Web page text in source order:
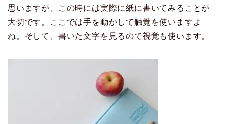
思いますが、この時には実際に紙に書いてみることが
大切です。ここでは手を動かして触覚を使いますよ
ね。そして、書いた文字を見るので視覚も使います。